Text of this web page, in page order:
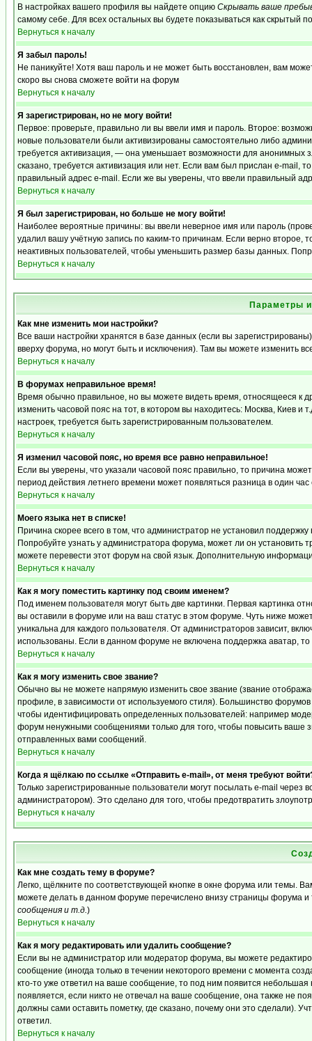
В настройках вашего профиля вы найдете опцию Скрывать ваше
самому себе. Для всех остальных вы будете показываться как скрытый
Вернуться к началу
Я забыл пароль!
Не паникуйте! Хотя ваш пароль и не может быть восстановлен, вам
скоро вы снова сможете войти на форум
Вернуться к началу
Я зарегистрирован, но не могу войти!
Первое: проверьте, правильно ли вы ввели имя и пароль. Второе:
новые пользователи были активизированы самостоятельно либо
требуется активизация, — она уменьшает возможности для анонимных
сказано, требуется активизация или нет. Если вам был прислан e-mail,
правильный адрес e-mail. Если же вы уверены, что ввели правильный
Вернуться к началу
Я был зарегистрирован, но больше не могу войти!
Наиболее вероятные причины: вы ввели неверное имя или пароль
удалил вашу учётную запись по каким-то причинам. Если верно
неактивных пользователей, чтобы уменьшить размер базы данных.
Вернуться к началу
Параметры
Как мне изменить мои настройки?
Все ваши настройки хранятся в базе данных (если вы
вверху форума, но могут быть и исключения). Там вы можете изменить
Вернуться к началу
В форумах неправильное время!
Время обычно правильное, но вы можете видеть время, относящееся к
изменить часовой пояс на тот, в котором вы находитесь: Москва, Киев
настроек, требуется быть зарегистрированным пользователем.
Вернуться к началу
Я изменил часовой пояс, но время все равно неправильное!
Если вы уверены, что указали часовой пояс правильно, то причина
период действия летнего времени может появляться разница в один
Вернуться к началу
Моего языка нет в списке!
Причина скорее всего в том, что администратор не установил
Попробуйте узнать у администратора форума, может ли он установить
можете перевести этот форум на свой язык. Дополнительную
Вернуться к началу
Как я могу поместить картинку под своим именем?
Под именем пользователя могут быть две картинки. Первая картинка
вы оставили в форуме или на ваш статус в этом форуме. Чуть ниже
уникальна для каждого пользователя. От администраторов зависит,
использованы. Если в данном форуме не включена поддержка аватар,
Вернуться к началу
Как я могу изменить свое звание?
Обычно вы не можете напрямую изменить свое звание (звание
профиле, в зависимости от используемого стиля). Большинство
чтобы идентифицировать определенных пользователей: например
форум ненужными сообщениями только для того, чтобы повысить ваше
отправленных вами сообщений.
Вернуться к началу
Когда я щёлкаю по ссылке «Отправить e-mail», от меня требуют
Только зарегистрированные пользователи могут посылать e-mail
администратором). Это сделано для того, чтобы предотвратить
Вернуться к началу
Как мне создать тему в форуме?
Легко, щёлкните по соответствующей кнопке в окне форума или темы.
можете делать в данном форуме перечислено внизу страницы форума и
сообщения и т.д.)
Вернуться к началу
Как я могу редактировать или удалить сообщение?
Если вы не администратор или модератор форума, вы можете
сообщение (иногда только в течении некоторого времени с момента
кто-то уже ответил на ваше сообщение, то под ним появится
появляется, если никто не отвечал на ваше сообщение, она также не
должны сами оставить пометку, где сказано, почему они это сделали).
ответил.
Вернуться к началу